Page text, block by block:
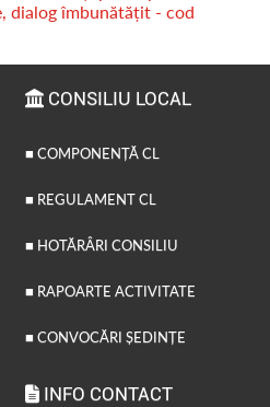
dialog îmbunătățit - cod
CONSILIU LOCAL
■ COMPONENȚĂ CL
■ REGULAMENT CL
■ HOTĂRÂRI CONSILIU
■ RAPOARTE ACTIVITATE
■ CONVOCĂRI ȘEDINȚE
INFO CONTACT